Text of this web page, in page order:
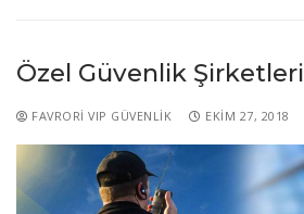
Hakkımızda
Hizmetlerimiz
Referanslar
Blog
Özel Güvenlik Şirketleri
FAVRORI VIP GÜVENLIK EKIM 27, 2018